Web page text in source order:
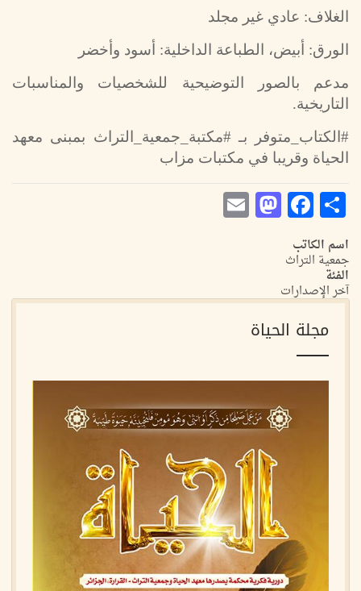
الغلاف: عادي غير مجلد
الورق: أبيض، الطباعة الداخلية: أسود وأخضر
مدعم بالصور التوضيحية للشخصيات والمناسبات
التاريخية.
#الكتاب_متوفر بـ #مكتبة_جمعية_التراث بمبنى معهد
الحياة وقريبا في مكتبات مزاب
Share
Facebook
Mastodon
اسم الكاتب
جمعية التراث
الفئة
آخر الإصدارات
مجلة الحياة